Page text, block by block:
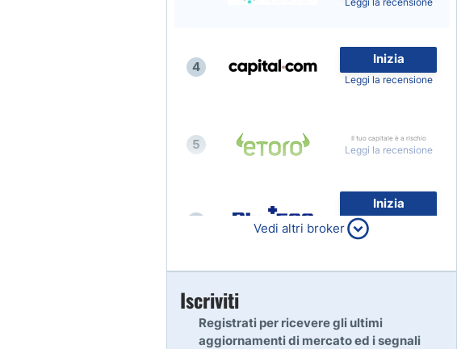
4
Inizia
Leggi la recensione
5 Il tuo capitale è a rischio
Leggi la recensione
Inizia
80% dei conti al dettaglio di
CFD perdono denaro
7
Vedi altri broker
Iscriviti
Registrati per ricevere gli ultimi
aggiornamenti di mercato ed i segnali